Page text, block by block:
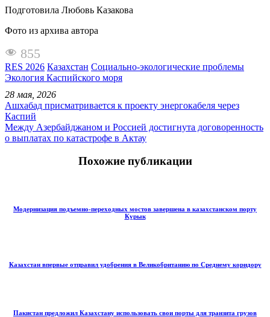
Подготовила Любовь Казакова
Фото из архива автора
855
RES 2026 Казахстан Социально-экологические проблемы
Экология Каспийского моря
28 мая, 2026
Ашхабад присматривается к проекту энергокабеля через
Каспий
Между Азербайджаном и Россией достигнута договоренность
о выплатах по катастрофе в Актау
Похожие публикации
Модернизация подъемно-переходных мостов завершена в казахстанском порту
Курык
Казахстан впервые отправил удобрения в Великобританию по Среднему коридору
Пакистан предложил Казахстану использовать свои порты для транзита грузов